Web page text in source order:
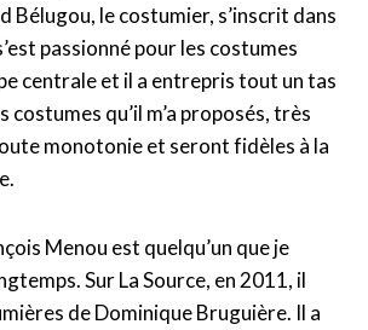
Bélugou, le costumier, s’inscrit dans
passionné pour les costumes
centrale et il a entrepris tout un tas
costumes qu’il m’a proposés, très
monotonie et seront fidèles à la
Menou est quelqu’un que je
Sur La Source, en 2011, il
de Dominique Bruguière. Il a